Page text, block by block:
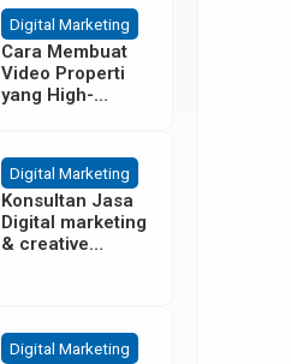
Digital Marketing
Cara Membuat
Video Properti
yang High-
Besar
Digital Marketing
Konsultan Jasa
Digital marketing
& creative
Tangerang
Digital Marketing